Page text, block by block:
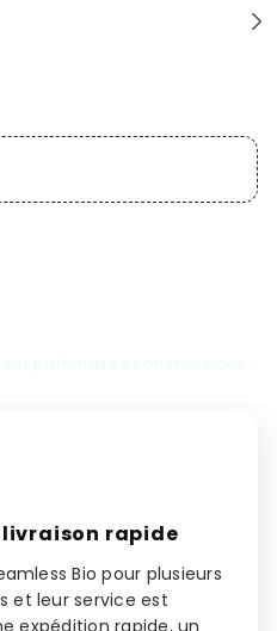
livraison rapide
Bio pour plusieurs
et leur service est